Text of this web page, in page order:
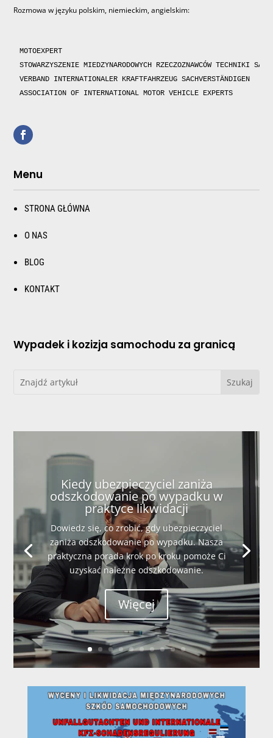
Rozmowa w języku polskim, niemieckim, angielskim:
MOTOEXPERT
STOWARZYSZENIE MIEDZYNARODOWYCH RZECZOZNAWCÓW TECHNIKI
VERBAND INTERNATIONALER KRAFTFAHRZEUG SACHVERSTÄNDIGEN
ASSOCIATION OF INTERNATIONAL MOTOR VEHICLE EXPERTS
Menu
STRONA GŁÓWNA
O NAS
BLOG
KONTAKT
Wypadek i kozizja samochodu za granicą
Kiedy ubezpieczyciel zaniża
odszkodowanie po wypadku w
praktyce likwidacji
Dowiedz się, co zrobić, gdy ubezpieczyciel
zaniża odszkodowanie po wypadku. Nasza
praktyczna porada krok po kroku pomoże Ci
uzyskać należne odszkodowanie.
Więcej